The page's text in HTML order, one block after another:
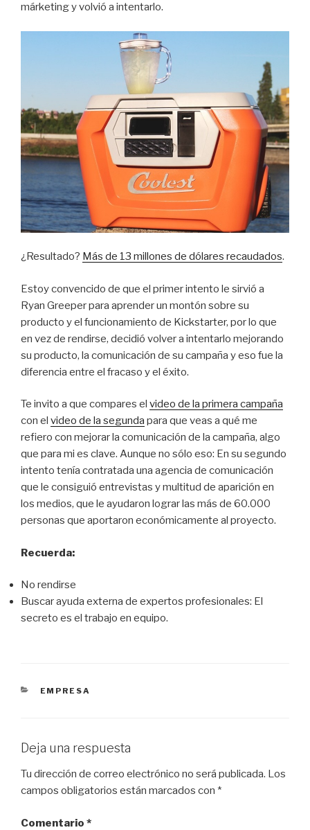
márketing y volvió a intentarlo.
¿Resultado? Más de 13 millones de dólares recaudados.
Estoy convencido de que el primer intento le sirvió a
Ryan Greeper para aprender un montón sobre su
producto y el funcionamiento de Kickstarter, por lo que
en vez de rendirse, decidió volver a intentarlo mejorando
su producto, la comunicación de su campaña y eso fue la
diferencia entre el fracaso y el éxito.
Te invito a que compares el video de la primera campaña
con el video de la segunda para que veas a qué me
refiero con mejorar la comunicación de la campaña, algo
que para mi es clave. Aunque no sólo eso: En su segundo
intento tenía contratada una agencia de comunicación
que le consiguió entrevistas y multitud de aparición en
los medios, que le ayudaron lograr las más de 60.000
personas que aportaron económicamente al proyecto.
Recuerda:
No rendirse
Buscar ayuda externa de expertos profesionales: El
secreto es el trabajo en equipo.
CATEGORÍAS
EMPRESA
Deja una respuesta
Tu dirección de correo electrónico no será publicada. Los
campos obligatorios están marcados con *
Comentario *